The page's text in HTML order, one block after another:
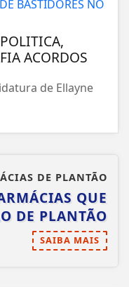
ACORDOS
de Ellayne
DE PLANTÃO
QUE
DE PLANTÃO
SAIBA MAIS